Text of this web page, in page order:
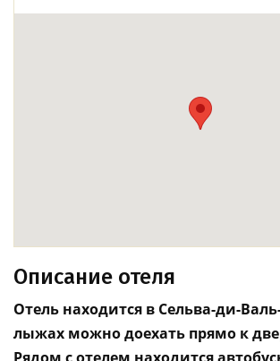
Описание отеля
Отель находится в Сельва-ди-
лыжах можно доехать прямо к